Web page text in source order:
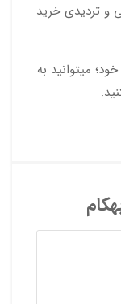
و تردیدی خرید
خود؛ میتوانید به